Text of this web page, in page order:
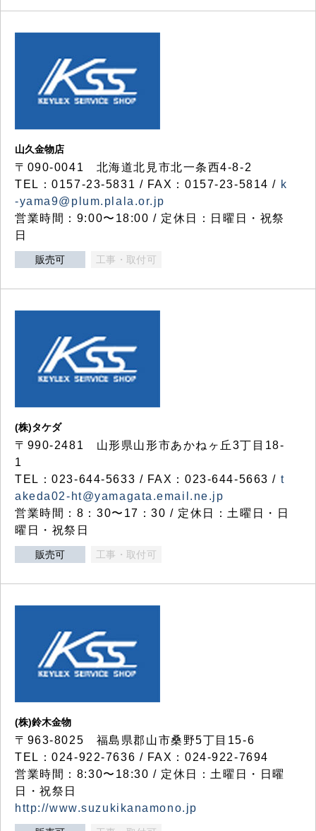
山久金物店
〒090-0041 北海道北見市北一条西4-8-2
TEL：0157-23-5831 / FAX：0157-23-5814 / k
-yama9@plum.plala.or.jp
営業時間：9:00〜18:00 / 定休日：日曜日・祝祭
日
販売可 工事・取付可
(株)タケダ
〒990-2481 山形県山形市あかねヶ丘3丁目18-
1
TEL：023-644-5633 / FAX：023-644-5663 / t
akeda02-ht@yamagata.email.ne.jp
営業時間：8：30〜17：30 / 定休日：土曜日・日
曜日・祝祭日
販売可 工事・取付可
(株)鈴木金物
〒963-8025 福島県郡山市桑野5丁目15-6
TEL：024-922-7636 / FAX：024-922-7694
営業時間：8:30〜18:30 / 定休日：土曜日・日曜
日・祝祭日
http://www.suzukikanamono.jp